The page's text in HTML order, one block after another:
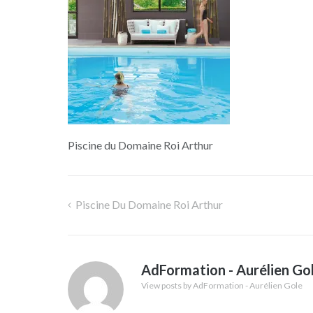
Piscine du Domaine Roi Arthur
Navigation
l’article
Piscine Du Domaine Roi Arthur
AdFormation - Aurélien
View posts by AdFormation - Aurélien Gole